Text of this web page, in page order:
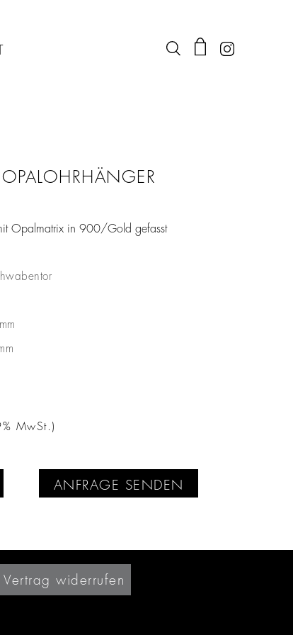
Opalmatrix in 900/Gold gefasst
MwSt.)
ANFRAGE SENDEN
Vertrag widerrufen